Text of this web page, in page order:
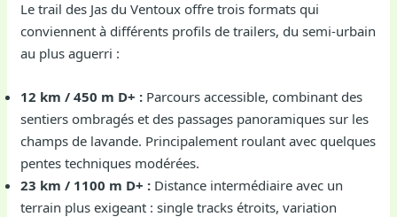
Le trail des Jas du Ventoux offre trois formats qui
conviennent à différents profils de trailers, du semi-urbain
au plus aguerri :
12 km / 450 m D+ : Parcours accessible, combinant des
sentiers ombragés et des passages panoramiques sur les
champs de lavande. Principalement roulant avec quelques
pentes techniques modérées.
23 km / 1100 m D+ : Distance intermédiaire avec un
terrain plus exigeant : single tracks étroits, variation